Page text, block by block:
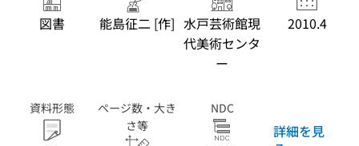
図書 能島征二 [作] 水戸芸術館現
代美術センタ
ー
2010.4
資料形態
ページ数・大き
さ等
NDC
詳細を見